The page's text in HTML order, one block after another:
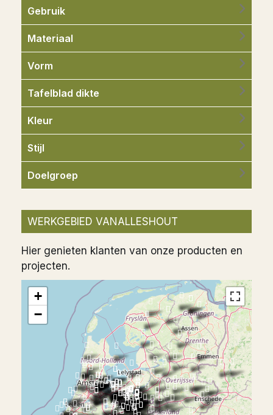
Gebruik
Materiaal
Vorm
Tafelblad dikte
Kleur
Stijl
Doelgroep
WERKGEBIED VANALLESHOUT
Hier genieten klanten van onze producten en
projecten.
+
−